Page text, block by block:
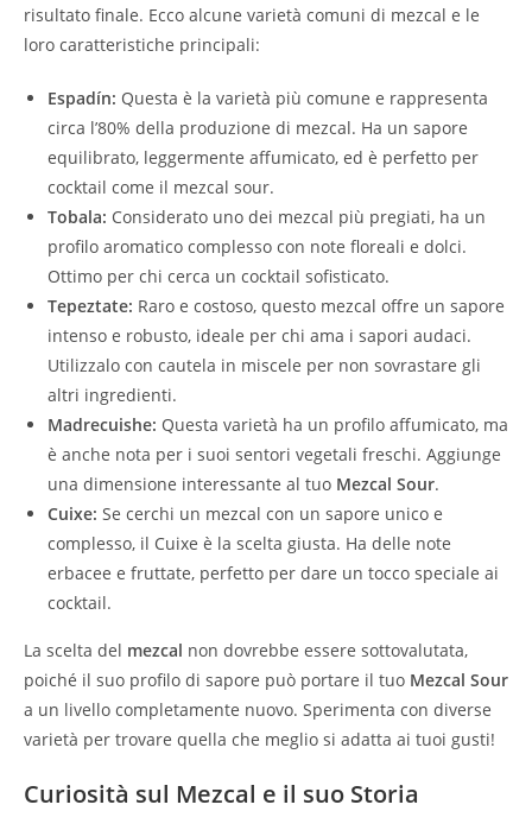
risultato finale. Ecco alcune varietà comuni di mezcal e le
loro caratteristiche principali:
Espadín: Questa è la varietà più comune e rappresenta
circa l’80% della produzione di mezcal. Ha un sapore
equilibrato, leggermente affumicato, ed è perfetto per
cocktail come il mezcal sour.
Tobala: Considerato uno dei mezcal più pregiati, ha un
profilo aromatico complesso con note floreali e dolci.
Ottimo per chi cerca un cocktail sofisticato.
Tepeztate: Raro e costoso, questo mezcal offre un sapore
intenso e robusto, ideale per chi ama i sapori audaci.
Utilizzalo con cautela in miscele per non sovrastare gli
altri ingredienti.
Madrecuishe: Questa varietà ha un profilo affumicato, ma
è anche nota per i suoi sentori vegetali freschi. Aggiunge
una dimensione interessante al tuo Mezcal Sour.
Cuixe: Se cerchi un mezcal con un sapore unico e
complesso, il Cuixe è la scelta giusta. Ha delle note
erbacee e fruttate, perfetto per dare un tocco speciale ai
cocktail.
La scelta del mezcal non dovrebbe essere sottovalutata,
poiché il suo profilo di sapore può portare il tuo Mezcal Sour
a un livello completamente nuovo. Sperimenta con diverse
varietà per trovare quella che meglio si adatta ai tuoi gusti!
Curiosità sul Mezcal e il suo Storia